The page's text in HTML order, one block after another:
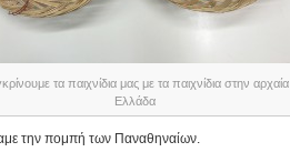
τα παιχνίδια μας με τα παιχνίδια στην αρχαία
Ελλάδα
την πομπή των Παναθηναίων.